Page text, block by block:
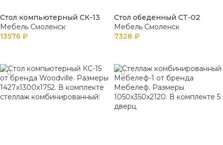
Стол компьютерный СК-13
Мебель Смоленск
13576 ₽
Стол обеденный СТ-02
Мебель Смоленск
7328 ₽